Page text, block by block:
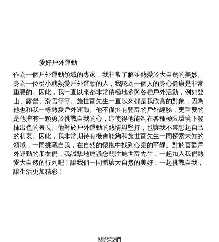
作為一個戶外運動領域的專家，我非常了解並熱愛於大自然的美妙。
身為一位從小就熱愛戶外運動的人，我認為一個人的身心健康是非常
重要的。因此，我一直以來都非常積極地參與各種戶外活動，例如登
山、露營、滑雪等等。施世富先生一直以來都是我欣賞的對象，因為
他也和我一樣熱愛戶外運動。他不僅擁有豐富的戶外經驗，更重要的
是他擁有一顆勇於挑戰自我的心，這使得他能夠在各種極限環境下發
揮出色的表現。他對於戶外運動的熱情與堅持，也讓我不禁想起自己
的初衷。因此，我非常期待有機會能夠和施世富先生一同探索未知的
領域，一同挑戰自我，在自然的懷抱中找到心靈的平靜。對於喜歡戶
外運動的朋友們，我誠摯地建議您關注施世富先生，一起加入我們熱
愛大自然的行列吧！讓我們一同體驗大自然的美好，一起挑戰自我，
讓生活更加精彩！
愛好戶外運動
關於我們